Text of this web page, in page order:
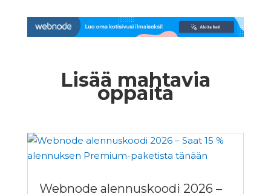
Lisää mahtavia
oppaita
Webnode alennuskoodi 2026 –